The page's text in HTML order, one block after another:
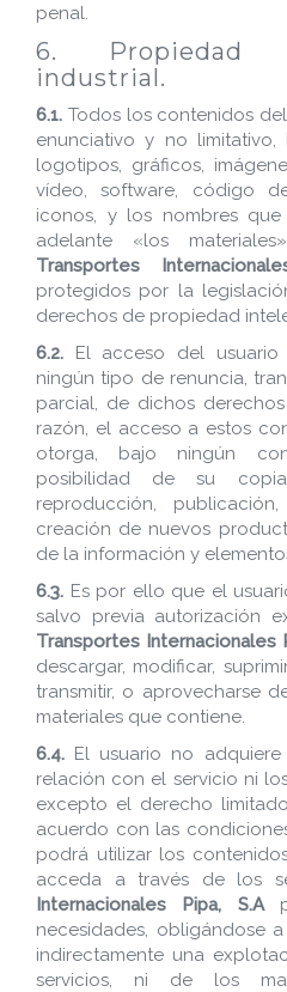
penal.
6. Propiedad
industrial.
6.1. Todos los contenidos
enunciativo y no limitativo,
logotipos, gráficos,
vídeo, software, código
iconos, y los nombres que
adelante «los
Transportes
protegidos por la
derechos de propiedad
6.2. El acceso del
ningún tipo de renuncia,
parcial, de dichos
razón, el acceso a estos
otorga, bajo ningún
posibilidad de su
reproducción,
creación de nuevos
de la información y
6.3. Es por ello que el
salvo previa autorización
Transportes Internacionales
descargar, modificar,
transmitir, o aprovecharse
materiales que contiene.
6.4. El usuario no
relación con el servicio ni
excepto el derecho
acuerdo con las
podrá utilizar los
acceda a través de los
Internacionales Pipa, S.A
necesidades, obligándose
indirectamente una
servicios, ni de los